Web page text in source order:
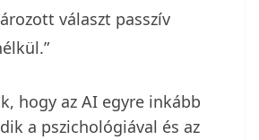
választ passzív
hogy az AI egyre inkább
a pszichológiával és az